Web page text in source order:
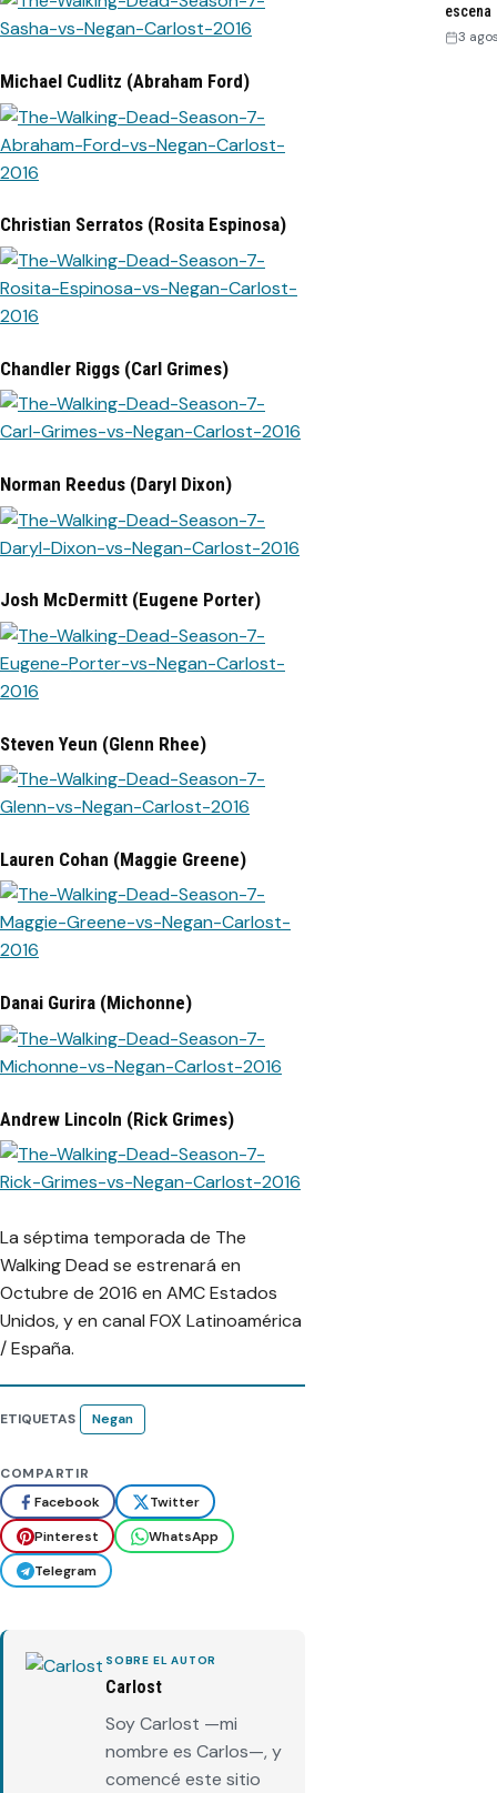
Michael Cudlitz (Abraham Ford)
Christian Serratos (Rosita Espinosa)
Chandler Riggs (Carl Grimes)
Norman Reedus (Daryl Dixon)
Josh McDermitt (Eugene Porter)
Steven Yeun (Glenn Rhee)
Lauren Cohan (Maggie Greene)
Danai Gurira (Michonne)
Andrew Lincoln (Rick Grimes)
La séptima temporada de The
Walking Dead se estrenará en
Octubre de 2016 en AMC Estados
Unidos, y en canal FOX Latinoamérica
/ España.
ETIQUETAS Negan
COMPARTIR
Facebook
Twitter
Pinterest
WhatsApp
Telegram
SOBRE EL AUTOR
Carlost
Soy Carlost —mi
nombre es Carlos—, y
comencé este sitio
escena
3